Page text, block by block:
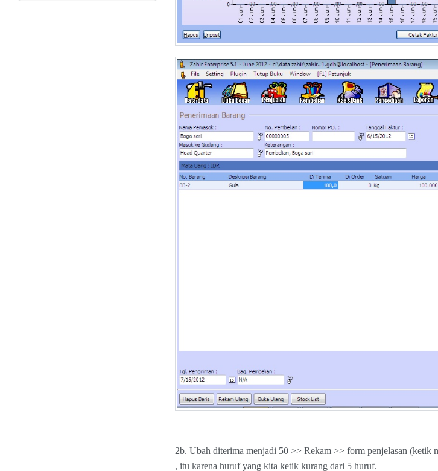
2b. Ubah diterima menjadi 50 >> Rekam >> form penjelasan
, itu karena huruf yang kita ketik kurang dari 5 huruf.